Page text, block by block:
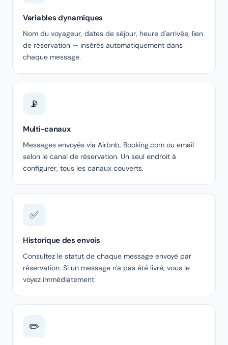
Variables dynamiques
Nom du voyageur, dates de séjour, heure d'arrivée, lien
de réservation — insérés automatiquement dans
chaque message.
📡
Multi-canaux
Messages envoyés via Airbnb, Booking.com ou email
selon le canal de réservation. Un seul endroit à
configurer, tous les canaux couverts.
✅
Historique des envois
Consultez le statut de chaque message envoyé par
réservation. Si un message n'a pas été livré, vous le
voyez immédiatement.
✏️